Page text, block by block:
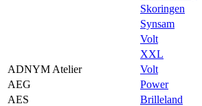
Skoringen
Synsam
Volt
XXL
ADNYM Atelier
Volt
AEG
Power
AES
Brilleland